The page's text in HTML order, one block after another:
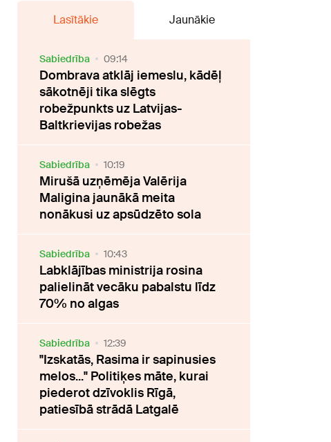
Lasītākie Jaunākie
Sabiedrība 09:14
Dombrava atklāj iemeslu, kādēļ
sākotnēji tika slēgts
robežpunkts uz Latvijas-
Baltkrievijas robežas
Sabiedrība 10:19
Mirušā uzņēmēja Valērija
Maligina jaunākā meita
nonākusi uz apsūdzēto sola
Sabiedrība 10:43
Labklājības ministrija rosina
palielināt vecāku pabalstu līdz
70% no algas
Sabiedrība 12:39
"Izskatās, Rasima ir sapinusies
melos..." Politiķes māte, kurai
piederot dzīvoklis Rīgā,
patiesībā strādā Latgalē